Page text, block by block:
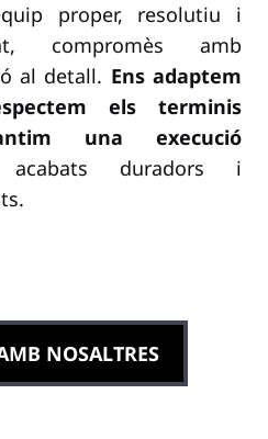
proper, resolutiu i
compromès amb
al detall. Ens adaptem
els terminis
una execució
duradors i
NOSALTRES